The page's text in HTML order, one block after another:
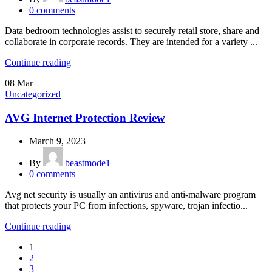
0 comments
Data bedroom technologies assist to securely retail store, share and
collaborate in corporate records. They are intended for a variety ...
Continue reading
08 Mar
Uncategorized
AVG Internet Protection Review
March 9, 2023
By
beastmode1
0 comments
Avg net security is usually an antivirus and anti-malware program
that protects your PC from infections, spyware, trojan infectio...
Continue reading
1
2
3